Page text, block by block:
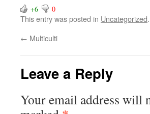
+6 0
This entry was posted in Uncategorized
← Multiculti
Leave a Reply
Your email address will